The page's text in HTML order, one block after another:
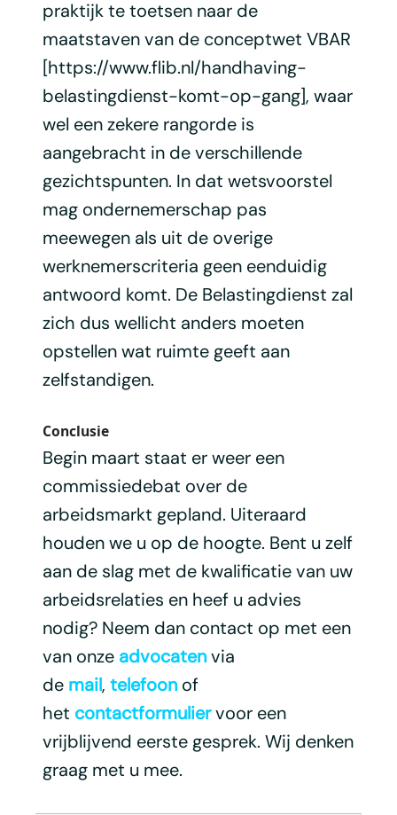
praktijk te toetsen naar de
maatstaven van de conceptwet VBAR
[https://www.flib.nl/handhaving-
belastingdienst-komt-op-gang], waar
wel een zekere rangorde is
aangebracht in de verschillende
gezichtspunten. In dat wetsvoorstel
mag ondernemerschap pas
meewegen als uit de overige
werknemerscriteria geen eenduidig
antwoord komt. De Belastingdienst zal
zich dus wellicht anders moeten
opstellen wat ruimte geeft aan
zelfstandigen.
Conclusie
Begin maart staat er weer een
commissiedebat over de
arbeidsmarkt gepland. Uiteraard
houden we u op de hoogte. Bent u zelf
aan de slag met de kwalificatie van uw
arbeidsrelaties en heef u advies
nodig? Neem dan contact op met een
van onze advocatenvia
de mail, telefoonof
het contactformuliervoor een
vrijblijvend eerste gesprek. Wij denken
graag met u mee.